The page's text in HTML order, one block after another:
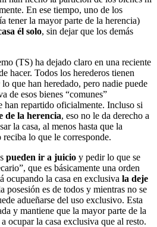
En ese tiempo, uno de los
tener la mayor parte de la herencia)
él solo, sin dejar que los demás
(TS) ha dejado claro en una reciente
hacer. Todos los herederos tienen
lo que han heredado, pero nadie puede
de esos bienes “comunes”
han repartido oficialmente. Incluso si
de la herencia, eso no le da derecho a
la casa, al menos hasta que la
reciba lo que le corresponde.
pueden ir a juicio y pedir lo que se
que es básicamente una orden
ocupando la casa en exclusiva la deje
posesión es de todos y mientras no se
adueñarse del uso exclusivo. Esta
y mantiene que la mayor parte de la
ocupar la casa exclusiva que al resto.